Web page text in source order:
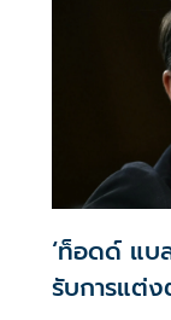
‘ท็อดด์ แบ
รับการแต่